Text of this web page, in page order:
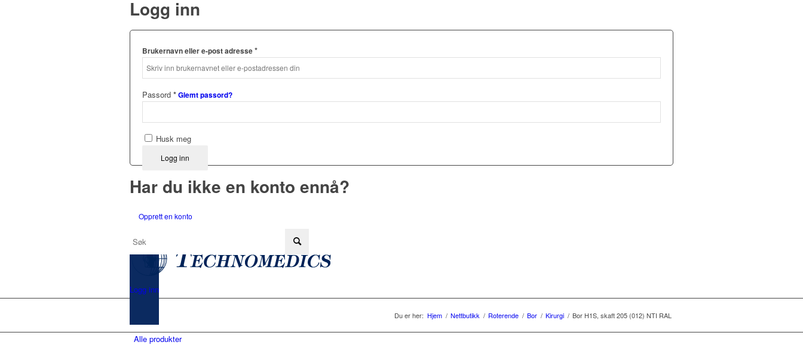
Logg inn
Brukernavn eller e-post adresse*
Passord *Glemt passord?
Husk meg
Logg inn
Har du ikke en konto ennå?
Opprett en konto
Logg inn
Du er her: Hjem / Nettbutikk / Roterende / Bor / Kirurgi / Bor H1S, skaft 205 (012) NTI RAL
Alle produkter